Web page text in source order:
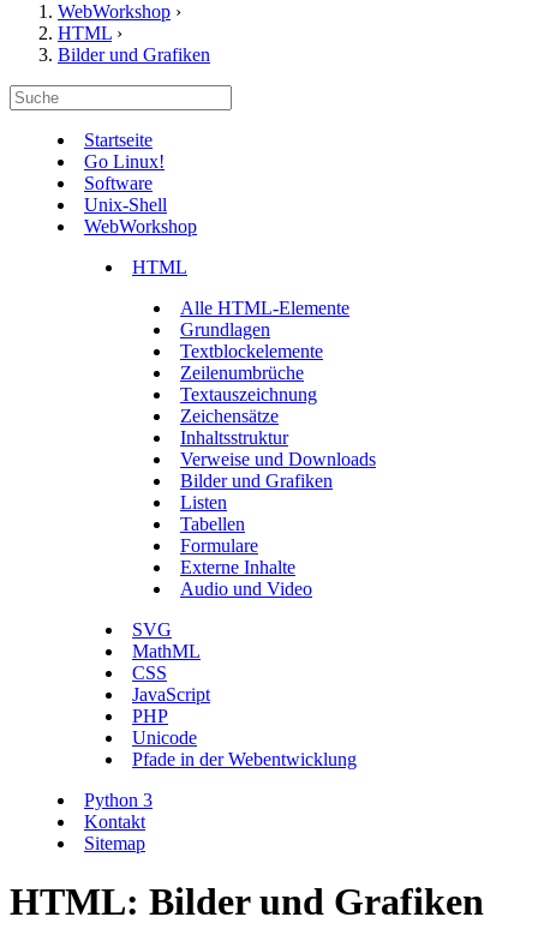
WebWorkshop ›
HTML ›
Bilder und Grafiken
Startseite
Go Linux!
Software
Unix-Shell
WebWorkshop
HTML
Alle HTML-Elemente
Grundlagen
Textblockelemente
Zeilenumbrüche
Textauszeichnung
Zeichensätze
Inhaltsstruktur
Verweise und Downloads
Bilder und Grafiken
Listen
Tabellen
Formulare
Externe Inhalte
Audio und Video
SVG
MathML
CSS
JavaScript
PHP
Unicode
Pfade in der Webentwicklung
Python 3
Kontakt
Sitemap
HTML: Bilder und Grafiken